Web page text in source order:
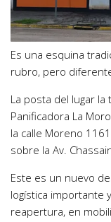
Es una esquina
rubro, pero
La posta del lugar
Panificadora La
la calle Moreno
sobre la Av.
Este es un nuevo
logística importante
reapertura, en